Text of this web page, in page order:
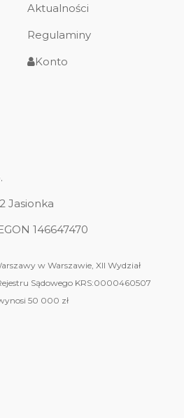
Aktualności
Regulaminy
Konto
Jasionka
146647470
w Warszawie, XII Wydział
Sądowego KRS:0000460507
50 000 zł